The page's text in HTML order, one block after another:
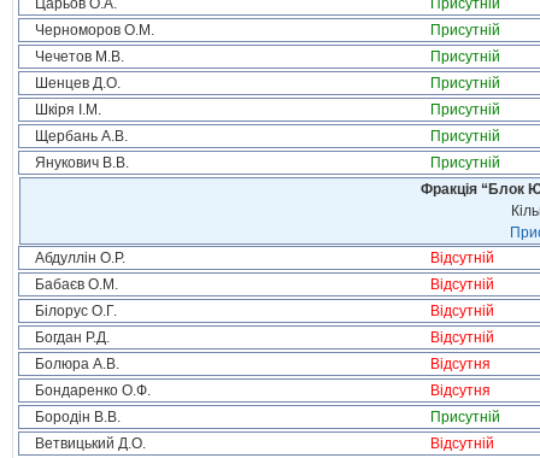
Царьов О.А.
Присутній
Черноморов О.М.
Присутній
Чечетов М.В.
Присутній
Шенцев Д.О.
Присутній
Шкіря І.М.
Присутній
Щербань А.В.
Присутній
Янукович В.В.
Присутній
Фракція “Блок
Абдуллін О.Р.
Відсутній
Бабаєв О.М.
Відсутній
Білорус О.Г.
Відсутній
Богдан Р.Д.
Відсутній
Болюра А.В.
Відсутня
Бондаренко О.Ф.
Відсутня
Бородін В.В.
Присутній
Ветвицький Д.О.
Відсутній